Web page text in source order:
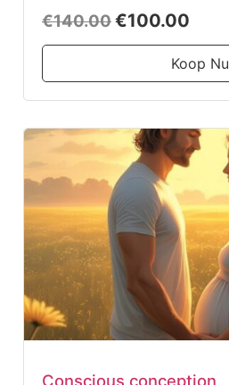
€140.00€100.00
Koop Nu
Conscious conception